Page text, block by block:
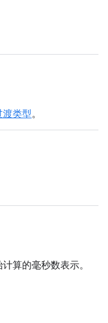
渡类型。
算的毫秒数表示。